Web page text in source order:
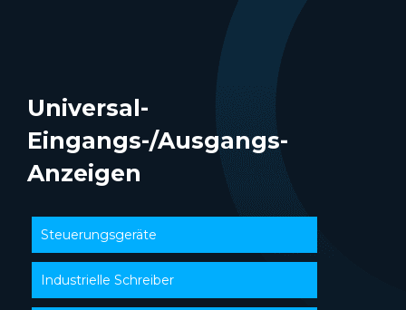
Universal-
Eingangs-/Ausgangs-
Anzeigen
Steuerungsgeräte
Industrielle Schreiber